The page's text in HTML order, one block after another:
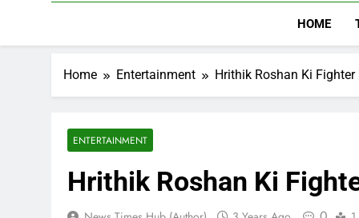
HOME
Home Entertainment Hrithik Roshan Ki
ENTERTAINMENT
Hrithik Roshan Ki